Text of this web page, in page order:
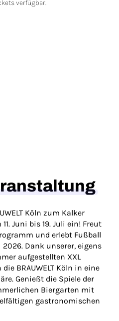
verfügbar.
Köln zum Kalker
Juni bis 19. Juli ein! Freut
und erlebt Fußball
Dank unserer, eigens
aufgestellten XXL
BRAUWELT Köln in eine
Genießt die Spiele der
Biergarten mit
gastronomischen